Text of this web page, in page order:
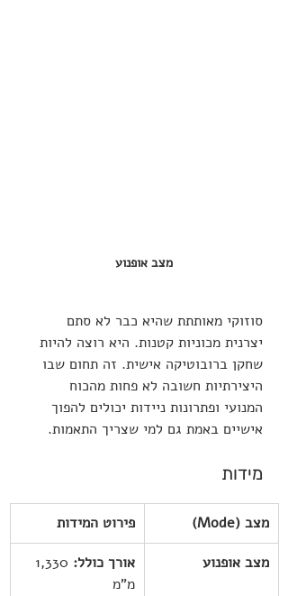
מצב אופנוע
סוזוקי מאותתת שהיא כבר לא סתם
יצרנית מכוניות קטנות. היא רוצה להיות
שחקן ברובוטיקה אישית. זה תחום שבו
היצירתיות חשובה לא פחות מהכוח
המנועי ופתרונות ניידות יכולים להפוך
אישיים באמת גם למי שצריך התאמות.
מידות
מצב (Mode)
פירוט המידות
מצב אופנוע
אורך כולל:
מ"מ